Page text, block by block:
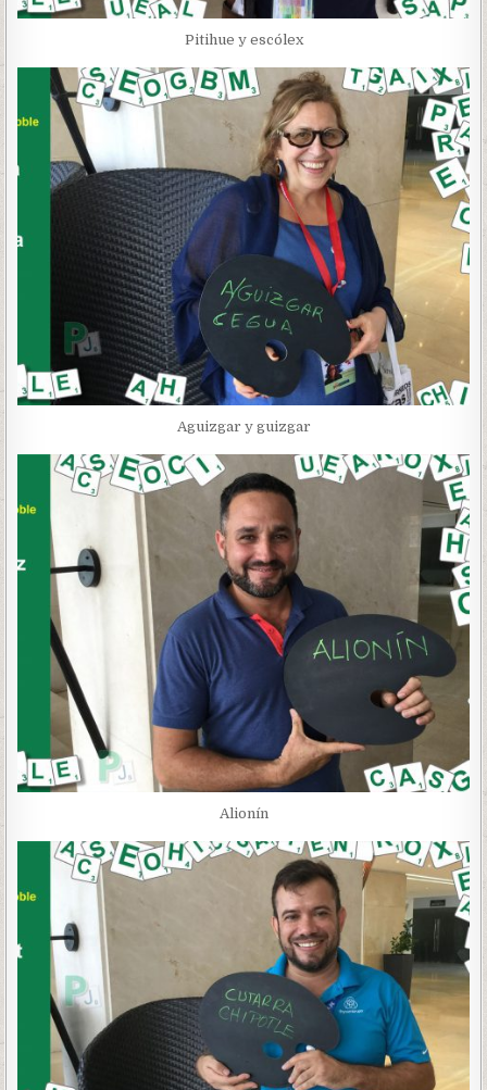
Pitihue y escólex
Aguizgar y guizgar
Alionín